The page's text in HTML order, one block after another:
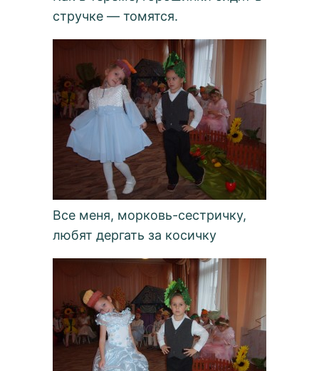
стручке — томятся.
Все меня, морковь-сестричку,
любят дергать за косичку